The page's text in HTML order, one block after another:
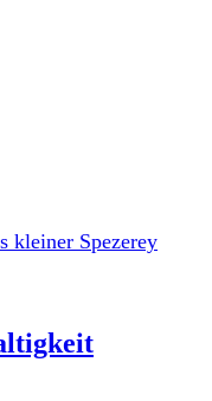
kleiner Spezerey